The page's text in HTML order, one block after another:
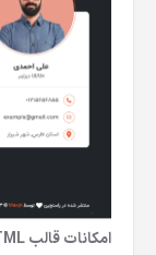
امکانات قالب HTML شخصی مورکس